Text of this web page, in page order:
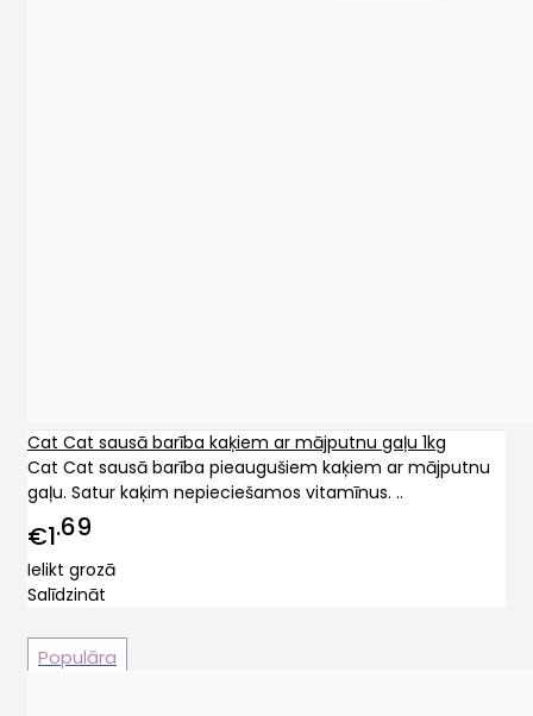
Cat Cat sausā barība kaķiem ar mājputnu gaļu 1kg
Cat Cat sausā barība pieaugušiem kaķiem ar mājputnu
gaļu. Satur kaķim nepieciešamos vitamīnus. ..
€1 69
Ielikt grozā
Salīdzināt
Populāra